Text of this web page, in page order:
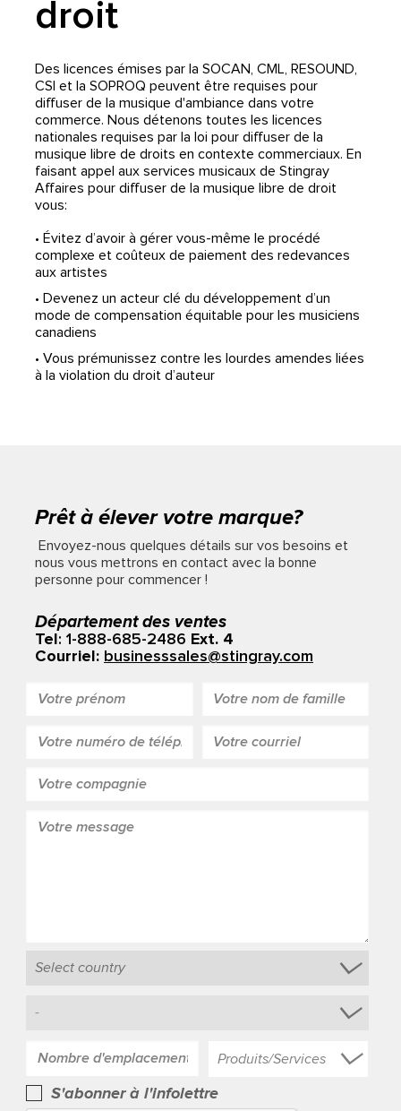
droit
Des licences émises par la SOCAN, CML, RESOUND,
CSI et la SOPROQ peuvent être requises pour
diffuser de la musique d'ambiance dans votre
commerce. Nous détenons toutes les licences
nationales requises par la loi pour diffuser de la
musique libre de droits en contexte commerciaux. En
faisant appel aux services musicaux de Stingray
Affaires pour diffuser de la musique libre de droit
vous:
• Évitez d’avoir à gérer vous-même le procédé
complexe et coûteux de paiement des redevances
aux artistes
• Devenez un acteur clé du développement d’un
mode de compensation équitable pour les musiciens
canadiens
• Vous prémunissez contre les lourdes amendes liées
à la violation du droit d’auteur
Prêt à élever votre marque?
Envoyez-nous quelques détails sur vos besoins et
nous vous mettrons en contact avec la bonne
personne pour commencer !
Département des ventes
Tel : 1-888-685-2486 Ext. 4
Courriel: businesssales@stingray.com
Produits/Services
S'abonner à l'infolettre